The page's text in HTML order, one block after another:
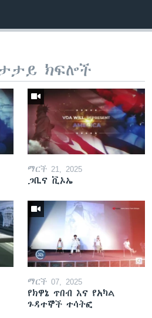
ክፍሎች
ማርች 21, 2025
ጋቢና ቪኦኤ
ማርች 07, 2025
የክዋኔ ጥበብ እና የአካል
ጉዳተኞች ተሳትፎ